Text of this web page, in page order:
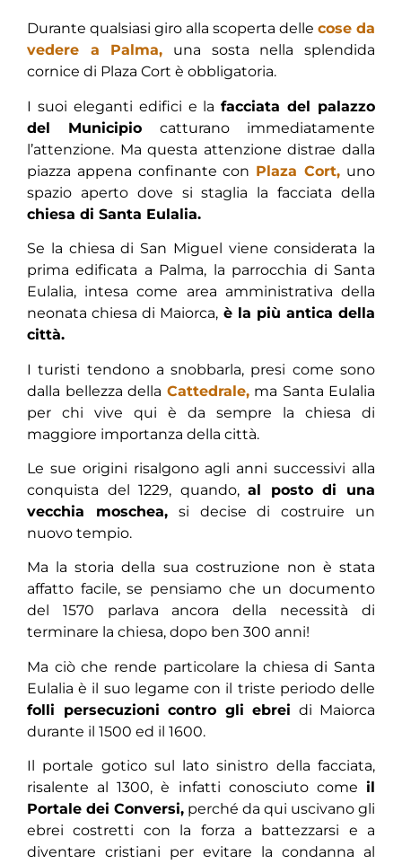
Durante qualsiasi giro alla scoperta delle cose da
vedere a Palma, una sosta nella splendida
cornice di Plaza Cort è obbligatoria.
I suoi eleganti edifici e lafacciata del palazzo
del Municipio catturano immediatamente
l’attenzione. Ma questa attenzione distrae dalla
piazza appena confinante con Plaza Cort, uno
spazio aperto dove si staglia la facciata della
chiesa di Santa Eulalia.
Se la chiesa di San Miguel viene considerata la
prima edificata a Palma, la parrocchia di Santa
Eulalia, intesa come area amministrativa della
neonata chiesa di Maiorca, è la più antica della
città.
I turisti tendono a snobbarla, presi come sono
dalla bellezza della Cattedrale,ma Santa Eulalia
per chi vive qui è da sempre la chiesa di
maggiore importanza della città.
Le sue origini risalgono agli anni successivi alla
conquista del 1229, quando,al posto di una
vecchia moschea,si decise di costruire un
nuovo tempio.
Ma la storia della sua costruzione non è stata
affatto facile, se pensiamo che un documento
del 1570 parlava ancora della necessità di
terminare la chiesa, dopo ben 300 anni!
Ma ciò che rende particolare la chiesa di Santa
Eulalia è il suo legame con il triste periodo delle
folli persecuzioni contro gli ebrei di Maiorca
durante il 1500 ed il 1600.
Il portale gotico sul lato sinistro della facciata,
risalente al 1300, è infatti conosciuto come il
Portale dei Conversi, perché da qui uscivano gli
ebrei costretti con la forza a battezzarsi e a
diventare cristiani per evitare la condanna al